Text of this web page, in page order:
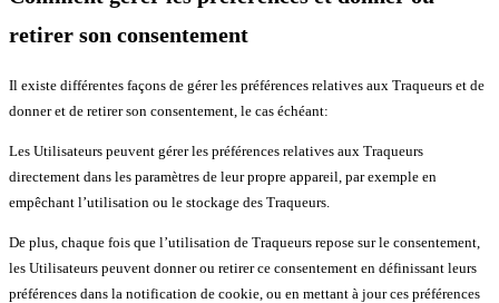
retirer son consentement
Il existe différentes façons de gérer les préférences relatives aux Traqueurs et de
donner et de retirer son consentement, le cas échéant:
Les Utilisateurs peuvent gérer les préférences relatives aux Traqueurs
directement dans les paramètres de leur propre appareil, par exemple en
empêchant l’utilisation ou le stockage des Traqueurs.
De plus, chaque fois que l’utilisation de Traqueurs repose sur le consentement,
les Utilisateurs peuvent donner ou retirer ce consentement en définissant leurs
préférences dans la notification de cookie, ou en mettant à jour ces préférences